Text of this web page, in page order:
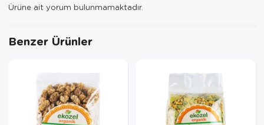
Ürüne ait yorum bulunmamaktadır.
Benzer Ürünler